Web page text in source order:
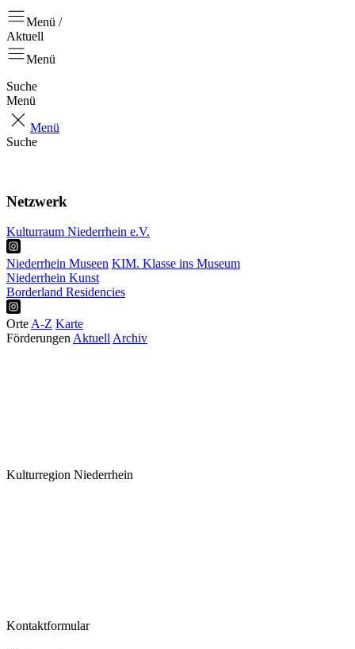
Menü /
Aktuell
Menü
Suche
Menü
Menü
Suche
Netzwerk
Kulturraum Niederrhein e.V.
Niederrhein Museen KIM. Klasse ins Museum
Niederrhein Kunst
Borderland Residencies
OrteA-Z Karte
FörderungenAktuellArchiv
Kulturregion Niederrhein
Kontaktformular